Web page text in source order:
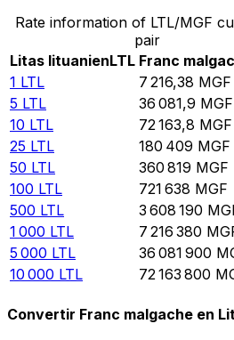
Rate information of LTL/MGF
pair
Litas lituanienLTL Franc
1 LTL 7 216,38 MGF
5 LTL 36 081,9 MGF
10 LTL 72 163,8 MGF
25 LTL 180 409 MGF
50 LTL 360 819 MGF
100 LTL 721 638 MGF
500 LTL 3 608 190
1 000 LTL 7 216 380
5 000 LTL 36 081 900
10 000 LTL 72 163 800
Convertir Franc malgache en